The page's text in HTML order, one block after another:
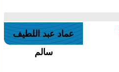
عماد عبد اللطيف
سالم